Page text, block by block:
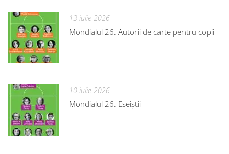
13 iulie 2026
Mondialul 26. Autorii de carte pentru copii
10 iulie 2026
Mondialul 26. Eseiștii